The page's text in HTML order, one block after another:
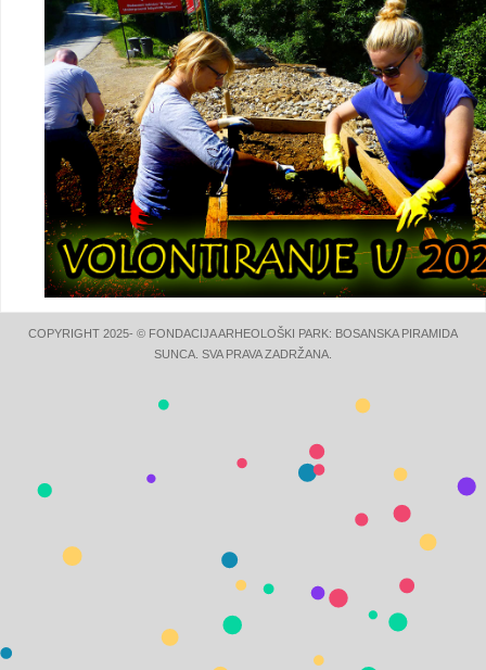
COPYRIGHT 2025- © FONDACIJA ARHEOLOŠKI PARK: BOSANSKA PIRAMIDA
SUNCA. SVA PRAVA ZADRŽANA.